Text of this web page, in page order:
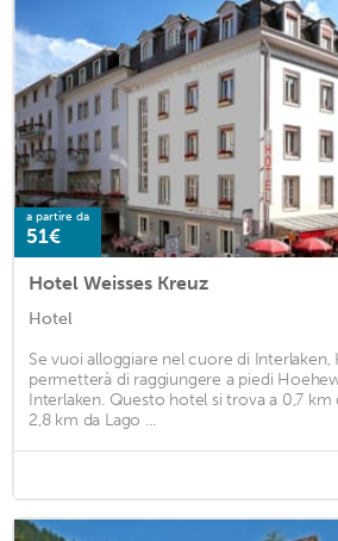
a partire da
51€
Hotel Weisses Kreuz
Hotel
Se vuoi alloggiare nel cuore di Interlaken,
permetterà di raggiungere a piedi
Interlaken. Questo hotel si trova a 0,7 km
2,8 km da Lago ...